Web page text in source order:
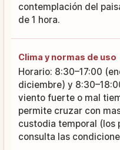
contemplación del
de 1 hora.
Clima y normas de uso
Horario: 8:30–17:00
diciembre) y
viento fuerte o mal
permite cruzar con
custodia temporal (los
consulta las